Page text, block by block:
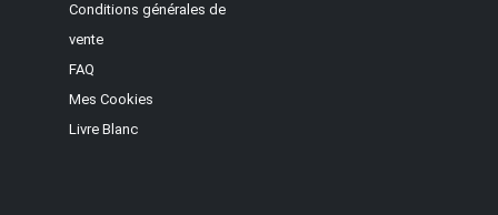
Conditions générales de
vente
FAQ
Mes Cookies
Livre Blanc